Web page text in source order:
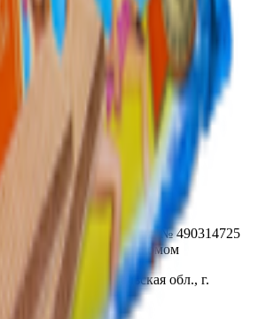
регистрации № 490314725
Гомельским облисполкомом
Беларусь, Гомельская обл., г.
А